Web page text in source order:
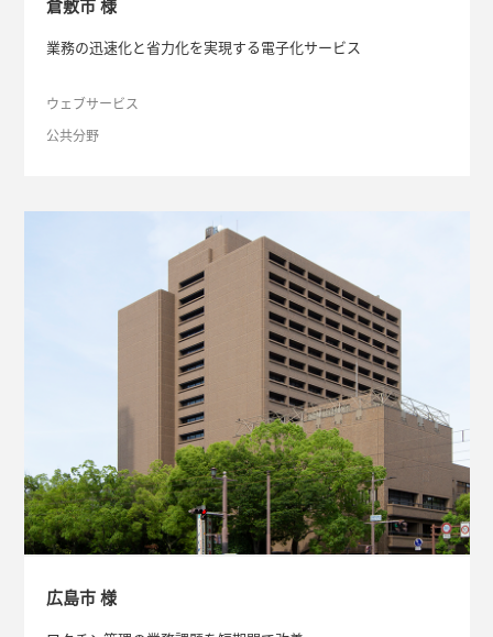
倉敷市 様
業務の迅速化と省力化を実現する電子化サービス
ウェブサービス
公共分野
広島市 様